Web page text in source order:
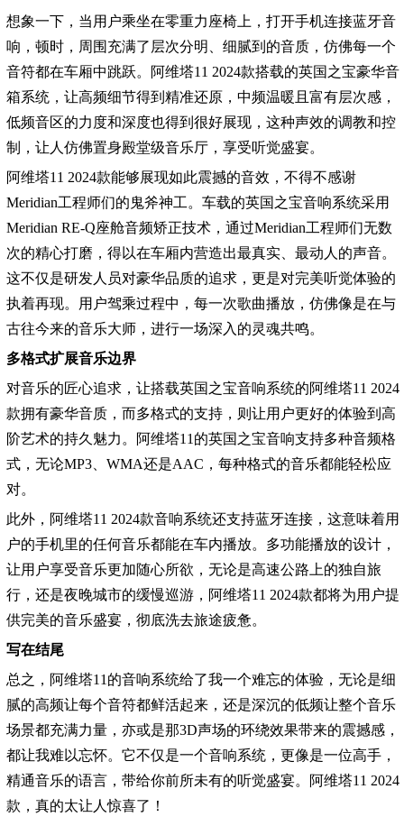
想象一下，当用户乘坐在零重力座椅上，打开手机连接蓝牙音
响，顿时，周围充满了层次分明、细腻到的音质，仿佛每一个
音符都在车厢中跳跃。阿维塔11 2024款搭载的英国之宝豪华音
箱系统，让高频细节得到精准还原，中频温暖且富有层次感，
低频音区的力度和深度也得到很好展现，这种声效的调教和控
制，让人仿佛置身殿堂级音乐厅，享受听觉盛宴。
阿维塔11 2024款能够展现如此震撼的音效，不得不感谢
Meridian工程师们的鬼斧神工。车载的英国之宝音响系统采用
Meridian RE-Q座舱音频矫正技术，通过Meridian工程师们无数
次的精心打磨，得以在车厢内营造出最真实、最动人的声音。
这不仅是研发人员对豪华品质的追求，更是对完美听觉体验的
执着再现。用户驾乘过程中，每一次歌曲播放，仿佛像是在与
古往今来的音乐大师，进行一场深入的灵魂共鸣。
多格式扩展音乐边界
对音乐的匠心追求，让搭载英国之宝音响系统的阿维塔11 2024
款拥有豪华音质，而多格式的支持，则让用户更好的体验到高
阶艺术的持久魅力。阿维塔11的英国之宝音响支持多种音频格
式，无论MP3、WMA还是AAC，每种格式的音乐都能轻松应
对。
此外，阿维塔11 2024款音响系统还支持蓝牙连接，这意味着用
户的手机里的任何音乐都能在车内播放。多功能播放的设计，
让用户享受音乐更加随心所欲，无论是高速公路上的独自旅
行，还是夜晚城市的缓慢巡游，阿维塔11 2024款都将为用户提
供完美的音乐盛宴，彻底洗去旅途疲惫。
写在结尾
总之，阿维塔11的音响系统给了我一个难忘的体验，无论是细
腻的高频让每个音符都鲜活起来，还是深沉的低频让整个音乐
场景都充满力量，亦或是那3D声场的环绕效果带来的震撼感，
都让我难以忘怀。它不仅是一个音响系统，更像是一位高手，
精通音乐的语言，带给你前所未有的听觉盛宴。阿维塔11 2024
款，真的太让人惊喜了！